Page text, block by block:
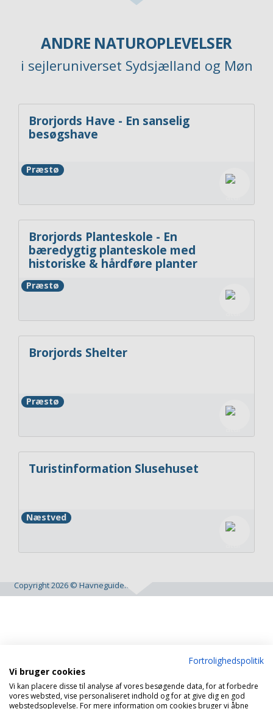
ANDRE NATUROPLEVELSER
i sejleruniverset Sydsjælland og Møn
Brorjords Have - En sanselig
besøgshave
Præstø
Brorjords Planteskole - En
bæredygtig planteskole med
historiske & hårdføre planter
Præstø
Brorjords Shelter
Præstø
Turistinformation Slusehuset
Næstved
Copyright 2026 © Havneguide.dk
Fortrolighedspolitik
Vi bruger cookies
Vi kan placere disse til analyse af vores besøgende data, for at forbedre
vores websted, vise personaliseret indhold og for at give dig en god
webstedsoplevelse. For mere information om cookies bruger vi åbne